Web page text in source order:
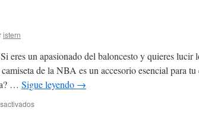
istern
eres un apasionado del baloncesto y quieres lucir
de la NBA es un accesorio esencial para
… Sigue leyendo →
en